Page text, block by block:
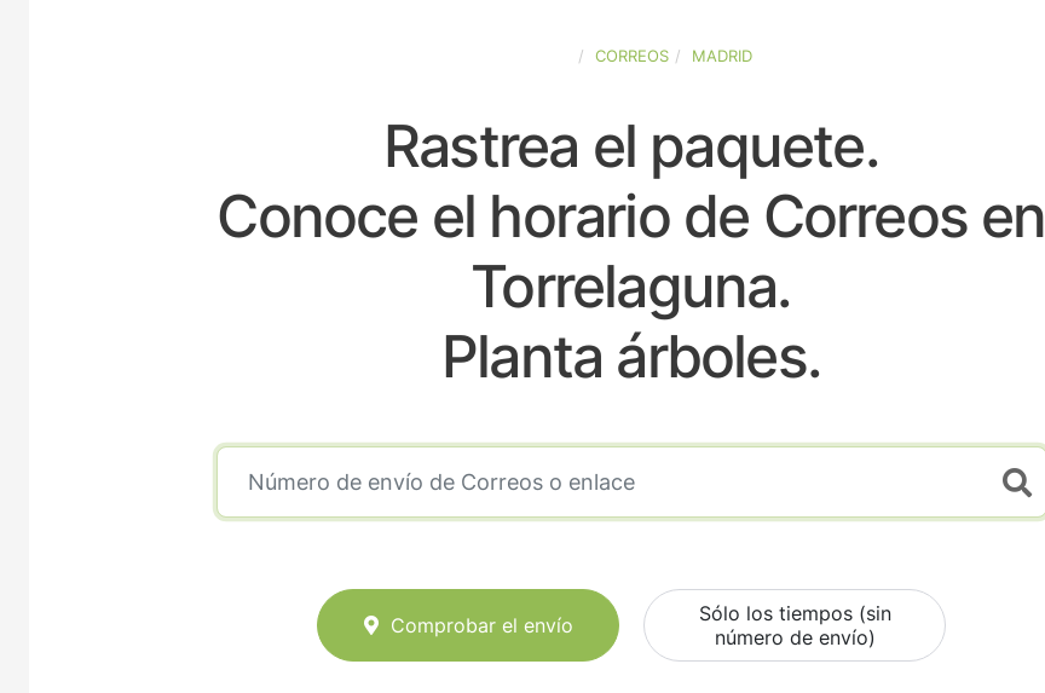
CORREOS MADRID
Rastrea el paquete.
Conoce el horario de Correos en
Torrelaguna.
Planta árboles.
Comprobar el envío
Sólo los tiempos (sin
número de envío)